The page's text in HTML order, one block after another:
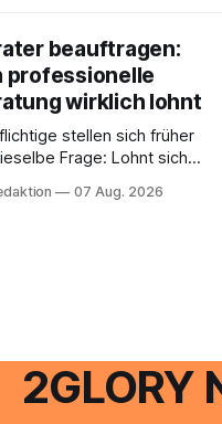
beauftragen:
professionelle
wirklich lohnt
stellen sich früher
Frage: Lohnt sich
auch in
Unterstützung
07 Aug. 2026
2GLORY